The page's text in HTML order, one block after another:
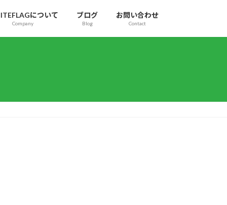
について
Company
ブログ
Blog
お問い合わせ
Contact